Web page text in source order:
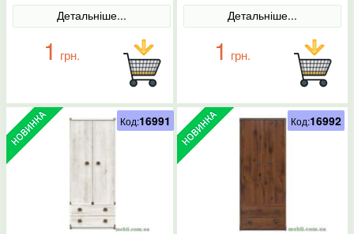
Детальніше...
1 грн.
Детальніше...
1 грн.
Код:16991 Код:16992